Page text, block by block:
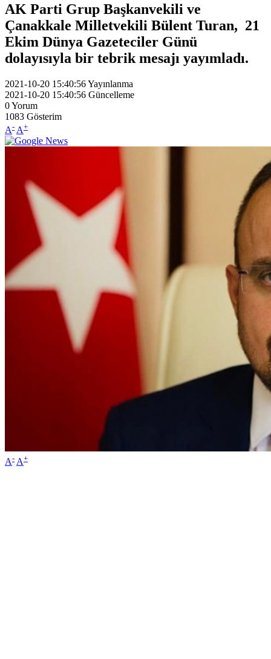
AK Parti Grup Başkanvekili ve
Çanakkale Milletvekili Bülent Turan, 21
Ekim Dünya Gazeteciler Günü
dolayısıyla bir tebrik mesajı yayımladı.
2021-10-20 15:40:56Yayınlanma
2021-10-20 15:40:56 Güncelleme
0Yorum
1083 Gösterim
A- A+
A- A+